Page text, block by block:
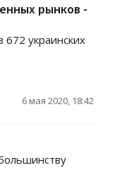
рынков -
672 украинских
6 мая 2020, 18:42